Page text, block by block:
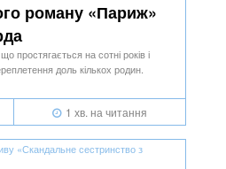
роману «Париж»
простягається на сотні років і
доль кількох родин.
1 хв. на читання